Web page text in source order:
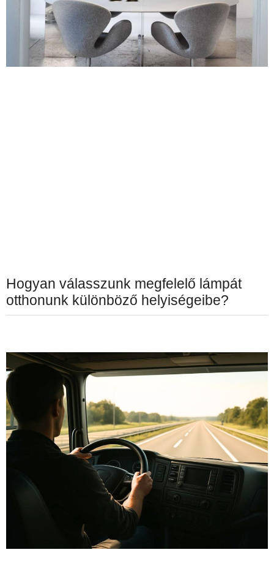
Hogyan válasszunk megfelelő lámpát
otthonunk különböző helyiségeibe?